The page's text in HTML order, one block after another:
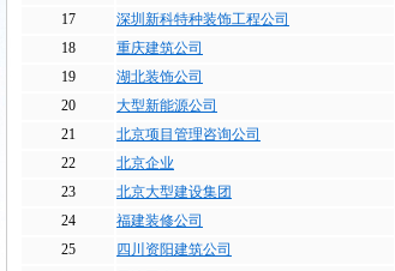
17
深圳新科特种装饰工程公司
18
重庆建筑公司
19
湖北装饰公司
20
大型新能源公司
21
北京项目管理咨询公司
22
北京企业
23
北京大型建设集团
24
福建装修公司
25
四川资阳建筑公司